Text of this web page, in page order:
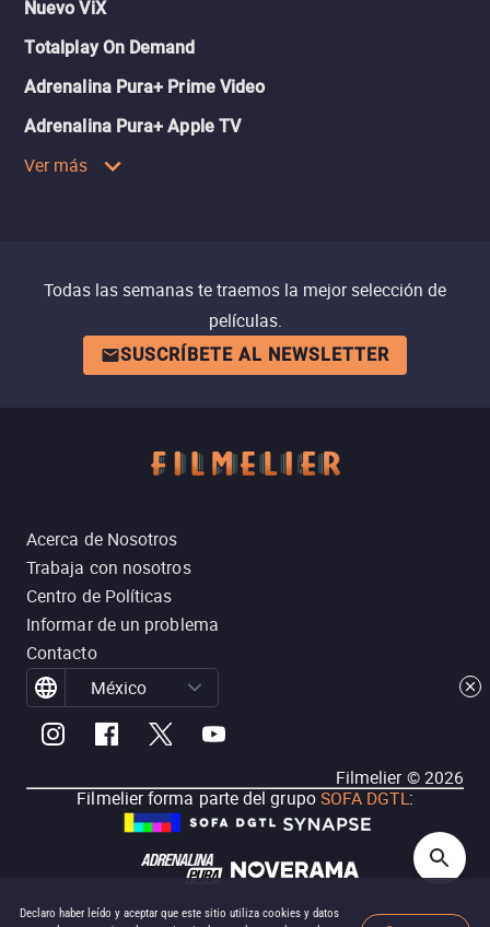
Declaro haber leído y aceptar que este sitio utiliza cookies y datos
Nuevo ViX
Totalplay On Demand
Adrenalina Pura+ Prime Video
Adrenalina Pura+ Apple TV
Ver más
Todas las semanas te traemos la mejor selección de
películas.
SUSCRÍBETE AL NEWSLETTER
Acerca de Nosotros
Trabaja con nosotros
Centro de Políticas
Informar de un problema
Contacto
México
Filmelier ©2026
Filmelier forma parte del grupoSOFA DGTL: